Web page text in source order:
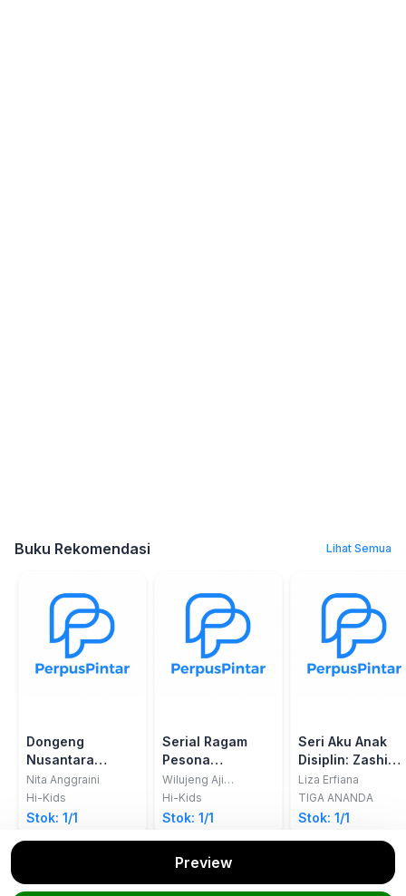
Buku Rekomendasi Lihat Semua
Dongeng
Nusantara
Kalimantan
Timur: Legenda
Naga Erau dan
Nita Anggraini
Hi-Kids
Stok: 1/1
Serial Ragam
Pesona
Nusantara Jawa
Tengah: Serunya
Belajar Membatik
Wilujeng Aji
Permana; Dian
Hi-Kids
Stok: 1/1
Seri Aku Anak
Disiplin: Zashi
pun Terus
Belajar
Liza Erfiana
TIGA ANANDA
Stok: 1/1
Preview